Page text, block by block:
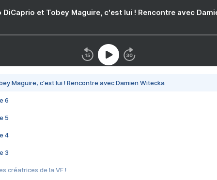
DiCaprio et Tobey Maguire, c'est lui ! Rencontre avec
Maguire, c'est lui ! Rencontre avec Damien Witecka
6
5
4
3
créatrices de la VF !